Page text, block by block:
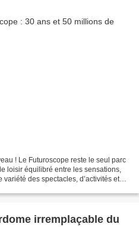
! Le Futuroscope reste le seul parc
loisir équilibré entre les sensations,
variété des spectacles, d’activités et
irremplaçable du